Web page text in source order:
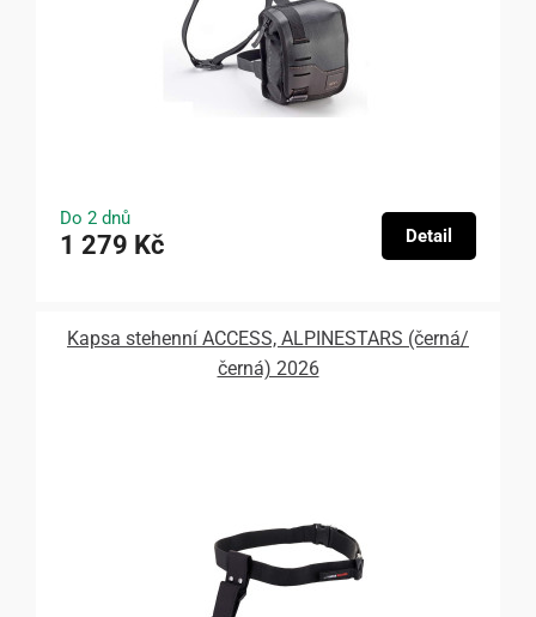
Do 2 dnů
1 279 Kč Detail
Kapsa stehenní ACCESS, ALPINESTARS (černá/
černá) 2026